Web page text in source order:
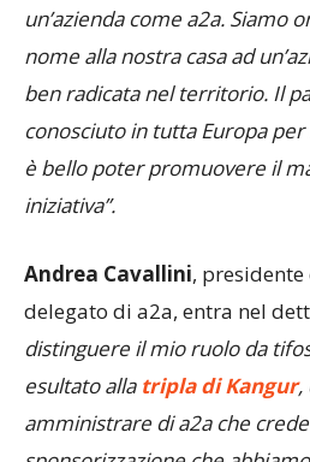
un’azienda come a2a. Siamo
nome alla nostra casa ad
ben radicata nel territorio. Il
conosciuto in tutta Europa
è bello poter promuovere il
iniziativa”.
Andrea Cavallini,
delegato di a2a, entra nel
distinguere il mio ruolo da
esultato alla tripla di Kangur,
amministrare di a2a che